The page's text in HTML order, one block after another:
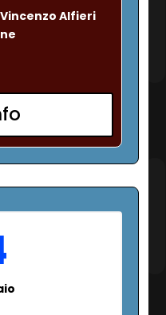
Alfieri